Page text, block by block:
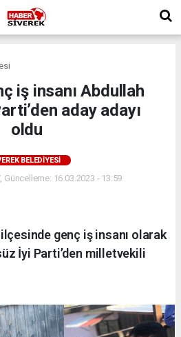
iş insanı Abdullah
aday adayı
oldu
BELEDIYESI
Güncelleme: 16.03.2023 - 13:59
ilçesinde genç iş insanı olarak
İyi Parti’den milletvekili